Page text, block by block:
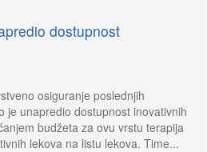
dostupnost
osiguranje poslednjih
je unapredio dostupnost inovativnih
budžeta za ovu vrstu terapija
lekova na listu lekova. Time...